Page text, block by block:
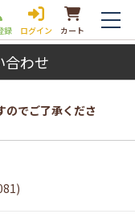
録 ログイン カート
合わせ
のでご了承くださ